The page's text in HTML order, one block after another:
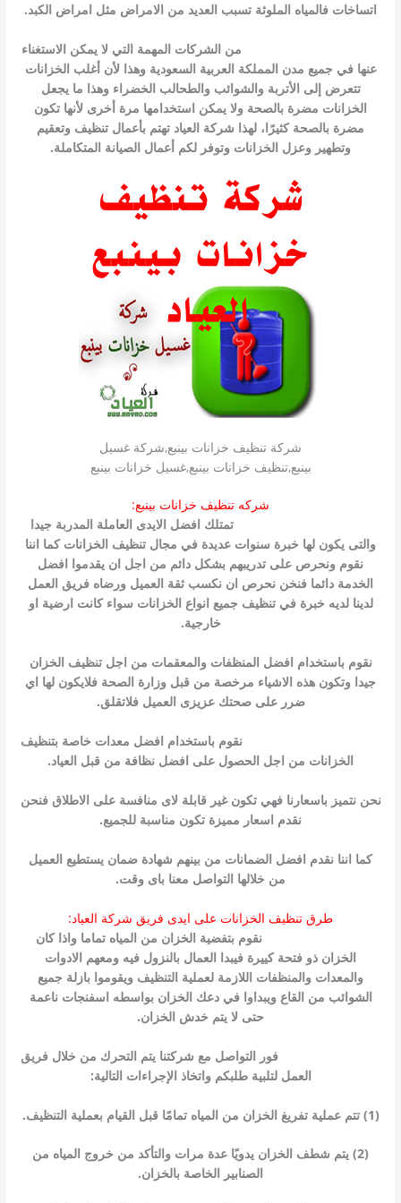
اتساخات فالمياه الملوثة تسبب العديد من الامراض مثل امراض الكبد.
من الشركات المهمة التي لا يمكن الاستغناء
عنها في جميع مدن المملكة العربية السعودية وهذا لأن أغلب الخزانات
تتعرض إلى الأتربة والشوائب والطحالب الخضراء وهذا ما يجعل
الخزانات مضرة بالصحة ولا يمكن استخدامها مرة أخرى لأنها تكون
مضرة بالصحة كثيرًا، لهذا شركة العياد تهتم بأعمال تنظيف وتعقيم
وتطهير وعزل الخزانات وتوفر لكم أعمال الصيانة المتكاملة.
شركة تنظيف خزانات بينبع,شركة غسيل
بينبع,تنظيف خزانات بينبع,غسيل خزانات بينبع
شركه تنظيف خزانات بينبع:
تمتلك افضل الايدى العاملة المدربة جيدا
والتى يكون لها خبرة سنوات عديدة في مجال تنظيف الخزانات كما اننا
نقوم ونحرص على تدريبهم بشكل دائم من اجل ان يقدموا افضل
الخدمة دائما فنخن نحرص ان نكسب ثقة العميل ورضاه فريق العمل
لدينا لديه خبرة في تنظيف جميع انواع الخزانات سواء كانت ارضية او
خارجية.
نقوم باستخدام افضل المنظفات والمعقمات من اجل تنظيف الخزان
جيدا وتكون هذه الاشياء مرخصة من قبل وزارة الصحة فلايكون لها اي
ضرر على صحتك عزيزى العميل فلاتقلق.
نقوم باستخدام افضل معدات خاصة بتنظيف
الخزانات من اجل الحصول على افضل نظافة من قبل العياد.
نحن نتميز باسعارنا فهي تكون غير قابلة لاى منافسة على الاطلاق فنحن
نقدم اسعار مميزة تكون مناسبة للجميع.
كما اننا نقدم افضل الضمانات من بينهم شهادة ضمان يستطيع العميل
من خلالها التواصل معنا باى وقت.
طرق تنظيف الخزانات على ايدى فريق شركة العياد:
نقوم بتفضية الخزان من المياه تماما واذا كان
الخزان ذو فتحة كييرة فيبدا العمال بالنزول فيه ومعهم الادوات
والمعدات والمنظفات اللازمة لعملية التنظيف ويقوموا بازلة جميع
الشوائب من القاع ويبداوا في دعك الخزان بواسطه اسفنجات ناعمة
حتى لا يتم خدش الخزان.
فور التواصل مع شركتنا يتم التحرك من خلال فريق
العمل لتلبية طلبكم واتخاذ الإجراءات التالية:
(1) تتم عملية تفريغ الخزان من المياه تمامًا قبل القيام بعملية التنظيف.
(2) يتم شطف الخزان يدويًا عدة مرات والتأكد من خروج المياه من
الصنابير الخاصة بالخزان.